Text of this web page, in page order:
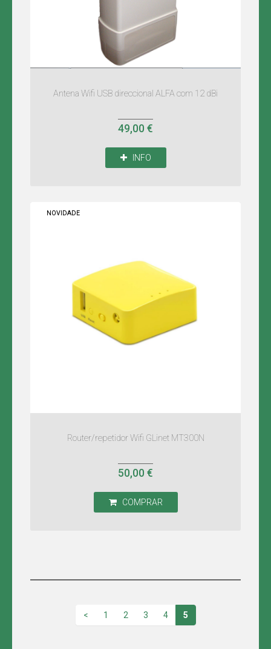
Antena Wifi USB direccional ALFA com 12 dBi
49,00 €
INFO
NOVIDADE
Router/repetidor Wifi GLinet MT300N
50,00 €
COMPRAR
< 1 2 3 4 5